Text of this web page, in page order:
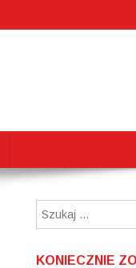
KONIECZNIE